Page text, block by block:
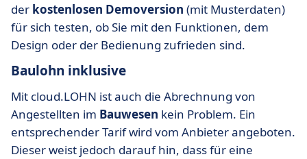
der kostenlosen Demoversion (mit Musterdaten)
für sich testen, ob Sie mit den Funktionen, dem
Design oder der Bedienung zufrieden sind.
Baulohn inklusive
Mit cloud.LOHN ist auch die Abrechnung von
Angestellten im Bauwesen kein Problem. Ein
entsprechender Tarif wird vom Anbieter angeboten.
Dieser weist jedoch darauf hin, dass für eine